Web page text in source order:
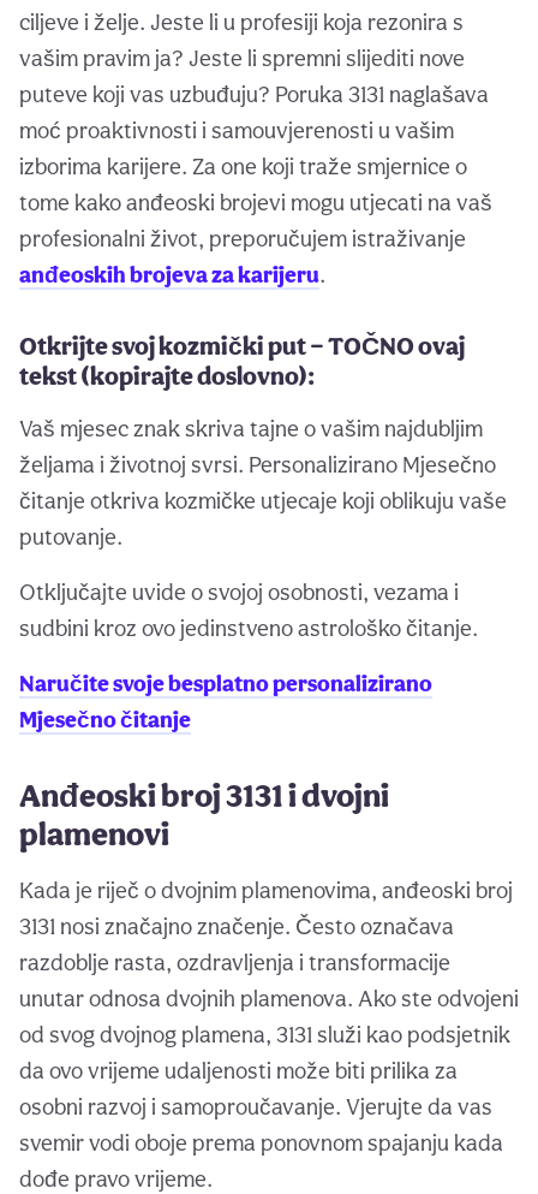
ciljeve i želje. Jeste li u profesiji koja rezonira s
vašim pravim ja? Jeste li spremni slijediti nove
puteve koji vas uzbuđuju? Poruka 3131 naglašava
moć proaktivnosti i samouvjerenosti u vašim
izborima karijere. Za one koji traže smjernice o
tome kako anđeoski brojevi mogu utjecati na vaš
profesionalni život, preporučujem istraživanje
anđeoskih brojeva za karijeru.
Otkrijte svoj kozmički put — TOČNO ovaj
tekst (kopirajte doslovno):
Vaš mjesec znak skriva tajne o vašim najdubljim
željama i životnoj svrsi. Personalizirano Mjesečno
čitanje otkriva kozmičke utjecaje koji oblikuju vaše
putovanje.
Otključajte uvide o svojoj osobnosti, vezama i
sudbini kroz ovo jedinstveno astrološko čitanje.
Naručite svoje besplatno personalizirano
Mjesečno čitanje
Anđeoski broj 3131 i dvojni
plamenovi
Kada je riječ o dvojnim plamenovima, anđeoski broj
3131 nosi značajno značenje. Često označava
razdoblje rasta, ozdravljenja i transformacije
unutar odnosa dvojnih plamenova. Ako ste odvojeni
od svog dvojnog plamena, 3131 služi kao podsjetnik
da ovo vrijeme udaljenosti može biti prilika za
osobni razvoj i samoproučavanje. Vjerujte da vas
svemir vodi oboje prema ponovnom spajanju kada
dođe pravo vrijeme.